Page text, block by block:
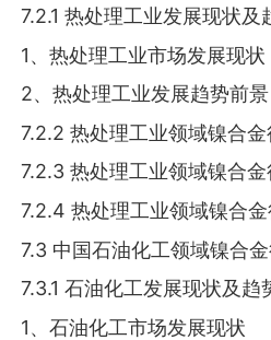
7.2.1 热处理工业发展现状及
1、热处理工业市场发展现状
2、热处理工业发展趋势前景
7.2.2 热处理工业领域镍合
7.2.3 热处理工业领域镍合
7.2.4 热处理工业领域镍合
7.3 中国石油化工领域镍合
7.3.1 石油化工发展现状及趋
1、石油化工市场发展现状